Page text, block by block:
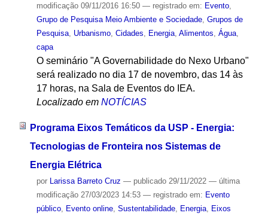
modificação09/11/2016 16:50 — registrado em: Evento,
Grupo de Pesquisa Meio Ambiente e Sociedade, Grupos de
Pesquisa, Urbanismo, Cidades, Energia, Alimentos, Água,
capa
O seminário "A Governabilidade do Nexo Urbano"
será realizado no dia 17 de novembro, das 14 às
17 horas, na Sala de Eventos do IEA.
Localizado em NOTÍCIAS
Programa Eixos Temáticos da USP - Energia:
Tecnologias de Fronteira nos Sistemas de
Energia Elétrica
por Larissa Barreto Cruz — publicado29/11/2022 — última
modificação27/03/2023 14:53 — registrado em: Evento
público, Evento online, Sustentabilidade, Energia, Eixos